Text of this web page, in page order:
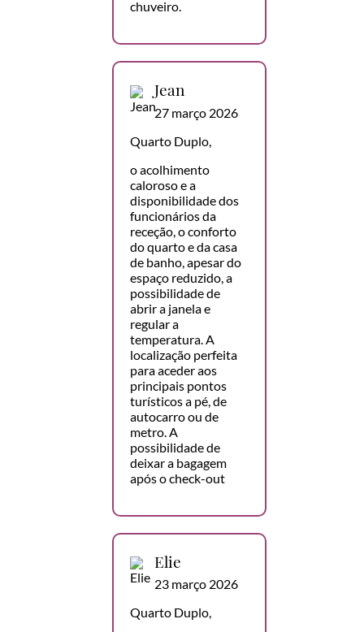
chuveiro.
Jean
27 março 2026
Quarto Duplo,
o acolhimento
caloroso e a
disponibilidade dos
funcionários da
receção, o conforto
do quarto e da casa
de banho, apesar do
espaço reduzido, a
possibilidade de
abrir a janela e
regular a
temperatura. A
localização perfeita
para aceder aos
principais pontos
turísticos a pé, de
autocarro ou de
metro. A
possibilidade de
deixar a bagagem
após o check-out
Elie
23 março 2026
Quarto Duplo,